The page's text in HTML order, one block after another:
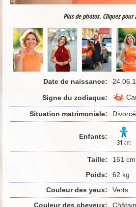
Plus de photos. Cliquez pour
Date de naissance:
Signe du zodiaque:
Situation matrimoniale:
Enfants:
31 ans
Taille:
161 cm
Poids:
62 kg
Couleur des yeux:
Verts
Couleur des cheveux: